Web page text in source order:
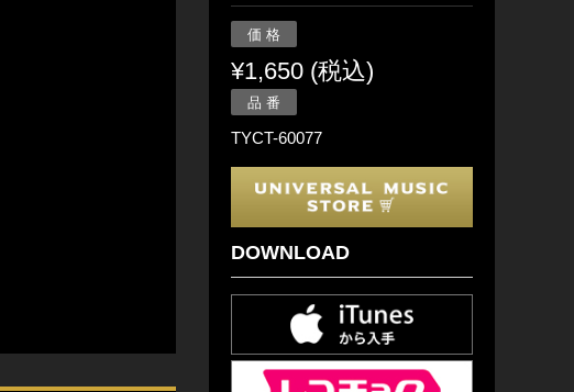
価 格
¥1,650 (税込)
品 番
TYCT-60077
DOWNLOAD